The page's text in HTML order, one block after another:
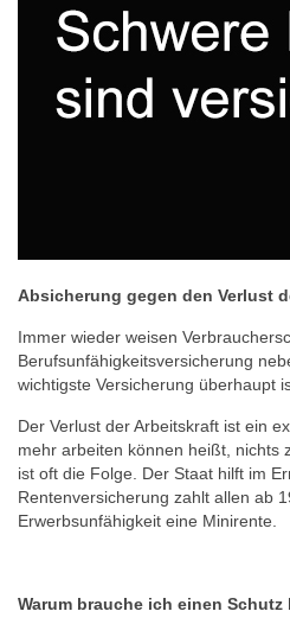
Absicherung gegen den Verlust
Immer wieder weisen
Berufsunfähigkeitsversicherung
wichtigste Versicherung überhaupt
Der Verlust der Arbeitskraft ist ein
mehr arbeiten können heißt, nichts
ist oft die Folge. Der Staat hilft im
Rentenversicherung zahlt allen ab
Erwerbsunfähigkeit eine Minirente.
Warum brauche ich einen